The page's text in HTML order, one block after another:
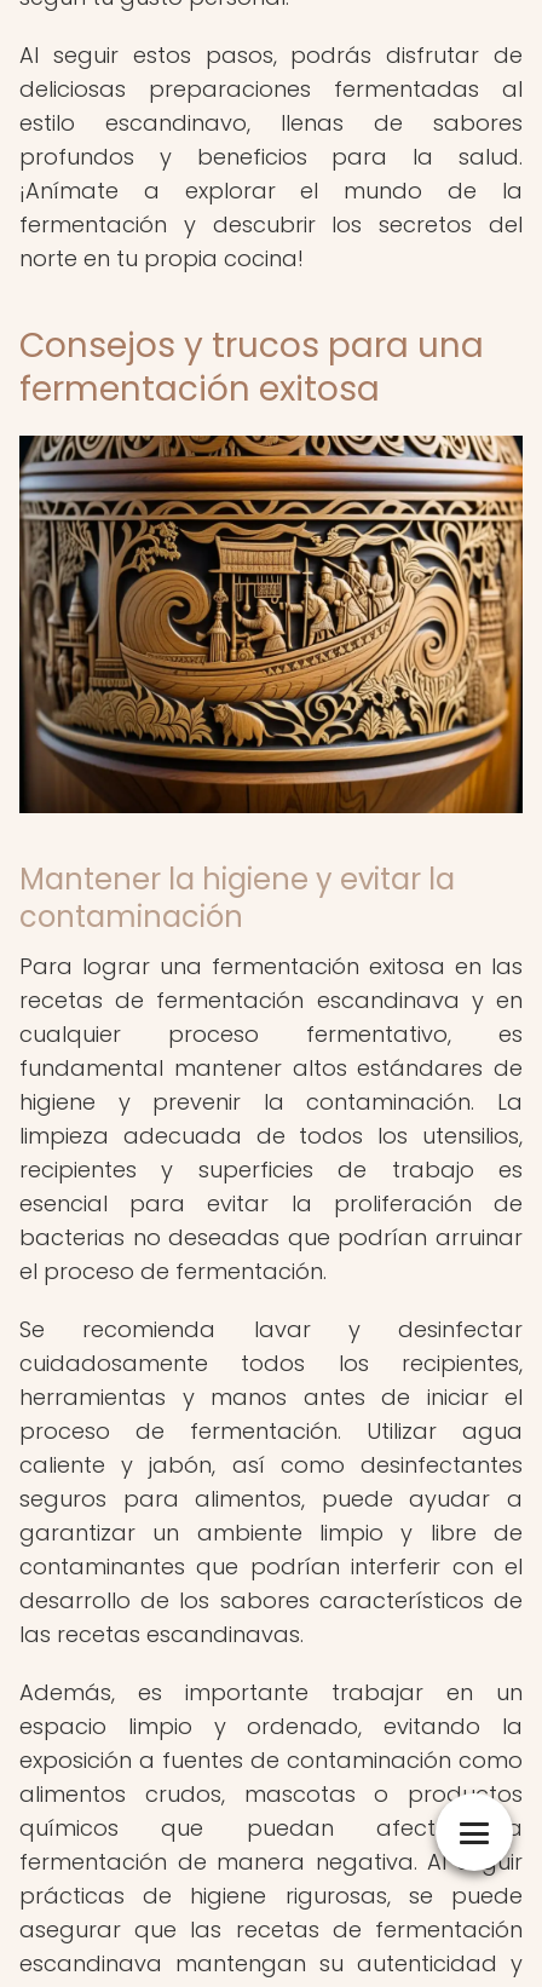
Al seguir estos pasos, podrás disfrutar de
deliciosas preparaciones fermentadas al
estilo escandinavo, llenas de sabores
profundos y beneficios para la salud.
¡Anímate a explorar el mundo de la
fermentación y descubrir los secretos del
norte en tu propia cocina!
Consejos y trucos para una
fermentación exitosa
Mantener la higiene y evitar la
contaminación
Para lograr una fermentación exitosa en las
recetas de fermentación escandinava y en
cualquier proceso fermentativo, es
fundamental mantener altos estándares de
higiene y prevenir la contaminación. La
limpieza adecuada de todos los utensilios,
recipientes y superficies de trabajo es
esencial para evitar la proliferación de
bacterias no deseadas que podrían arruinar
el proceso de fermentación.
Se recomienda lavar y desinfectar
cuidadosamente todos los recipientes,
herramientas y manos antes de iniciar el
proceso de fermentación. Utilizar agua
caliente y jabón, así como desinfectantes
seguros para alimentos, puede ayudar a
garantizar un ambiente limpio y libre de
contaminantes que podrían interferir con el
desarrollo de los sabores característicos de
las recetas escandinavas.
Además, es importante trabajar en un
espacio limpio y ordenado, evitando la
exposición a fuentes de contaminación como
alimentos crudos, mascotas o productos
químicos que puedan afectar la
fermentación de manera negativa. Al seguir
prácticas de higiene rigurosas, se puede
asegurar que las recetas de fermentación
escandinava mantengan su autenticidad y